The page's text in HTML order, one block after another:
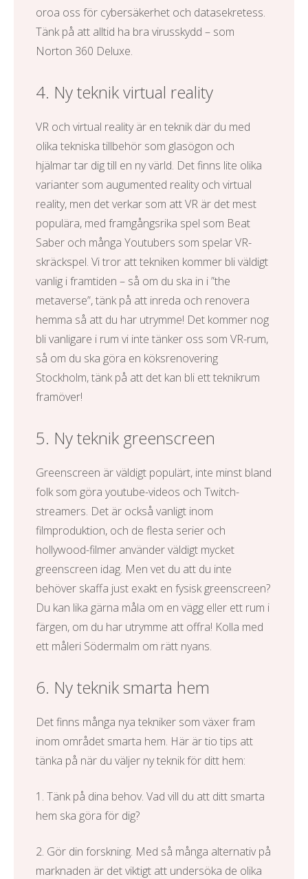
oroa oss för cybersäkerhet och datasekretess.
Tänk på att alltid ha bra virusskydd – som
Norton 360 Deluxe.
4. Ny teknik virtual reality
VR och virtual reality är en teknik där du med
olika tekniska tillbehör som glasögon och
hjälmar tar dig till en ny värld. Det finns lite olika
varianter som augumented reality och virtual
reality, men det verkar som att VR är det mest
populära, med framgångsrika spel som Beat
Saber och många Youtubers som spelar VR-
skräckspel. Vi tror att tekniken kommer bli väldigt
vanlig i framtiden – så om du ska in i ”the
metaverse”, tänk på att inreda och renovera
hemma så att du har utrymme! Det kommer nog
bli vanligare i rum vi inte tänker oss som VR-rum,
så om du ska göra en köksrenovering
Stockholm, tänk på att det kan bli ett teknikrum
framöver!
5. Ny teknik greenscreen
Greenscreen är väldigt populärt, inte minst bland
folk som göra youtube-videos och Twitch-
streamers. Det är också vanligt inom
filmproduktion, och de flesta serier och
hollywood-filmer använder väldigt mycket
greenscreen idag. Men vet du att du inte
behöver skaffa just exakt en fysisk greenscreen?
Du kan lika gärna måla om en vägg eller ett rum i
färgen, om du har utrymme att offra! Kolla med
ett måleri Södermalm om rätt nyans.
6. Ny teknik smarta hem
Det finns många nya tekniker som växer fram
inom området smarta hem. Här är tio tips att
tänka på när du väljer ny teknik för ditt hem:
1. Tänk på dina behov. Vad vill du att ditt smarta
hem ska göra för dig?
2. Gör din forskning. Med så många alternativ på
marknaden är det viktigt att undersöka de olika